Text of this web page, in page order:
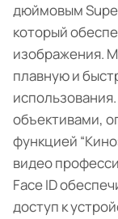
дюймовым
который
изображения.
плавную и
объективами,
функцией
видео
Face ID
доступ к